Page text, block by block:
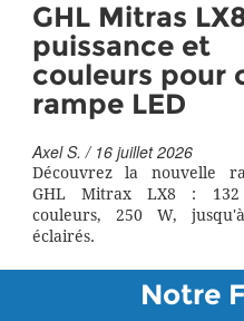
GHL Mitras
puissance et
couleurs pour
rampe LED
Axel S. / 16 juillet 2026
Découvrez la nouvelle
GHL Mitrax LX8 :
couleurs, 250 W,
éclairés.
Notre